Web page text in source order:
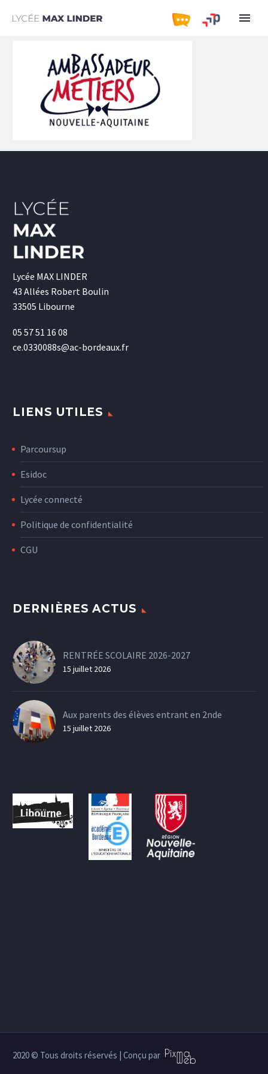
Lycée MAX LINDER
43 Allées Robert Boulin
33505 Libourne
05 57 51 16 08
ce.0330088s@ac-bordeaux.fr
LIENS UTILES
Parcoursup
Esidoc
Lycée connecté
Politique de confidentialité
CGU
DERNIÈRES ACTUS
RENTRÉE SCOLAIRE 2026-2027
15 juillet 2026
Aux parents des élèves entrant en 2nde
15 juillet 2026
2020 © Tous droits réservés | Conçu par